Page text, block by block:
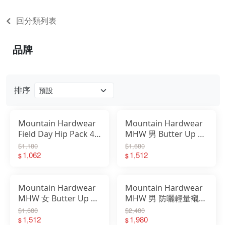
回分類列表
排序
Mountain Hardwear
Field Day Hip Pack 4L
簡約運動腰包 肩背包
2110001
$1,180
$1,062
Mountain Hardwear
MHW 男 Butter Up 長
袖上衣 2144561
$1,680
$1,512
Mountain Hardwear
MHW 女 Butter Up 長
袖上衣 2144551
$1,680
$1,512
Mountain Hardwear
MHW 男 防曬輕量襯衫
Canyon 2104101
$2,480
$1,980
品牌